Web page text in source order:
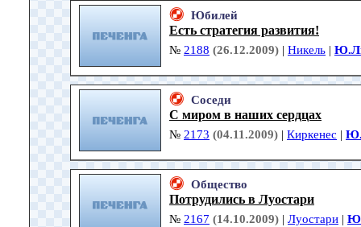
Юбилей
Есть стратегия развития!
№ 2188 (26.12.2009) | Никель |
Соседи
С миром в наших сердцах
№ 2173 (04.11.2009) | Киркенес |
Общество
Потрудились в Луостари
№ 2167 (14.10.2009) | Луостари |